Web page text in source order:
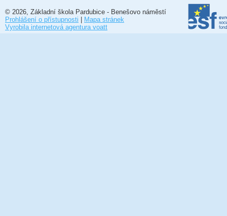
© 2026, Základní škola Pardubice - Benešovo náměstí
Prohlášení o přístupnosti | Mapa stránek
Vyrobila internetová agentura voatt